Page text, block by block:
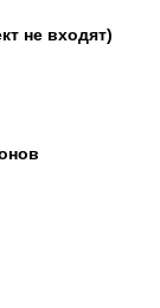
не входят)